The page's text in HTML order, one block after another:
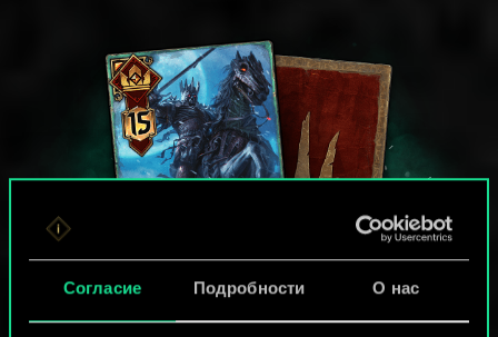
Согласие Подробности О нас